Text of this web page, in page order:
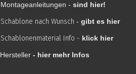
Montageanleitungen - sind hier!
Schablone nach Wunsch - gibt es hier
Schablonenmaterial Info - klick hier
Hersteller - hier mehr Infos